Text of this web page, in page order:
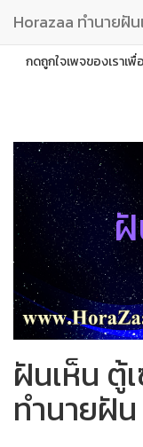
Horazaa ทำนายฝั
กดถูกใจเพจของเราเ
ฝันเห็น ตู้
ทำนายฝั